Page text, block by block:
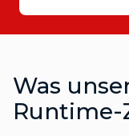
Was
Runtime-